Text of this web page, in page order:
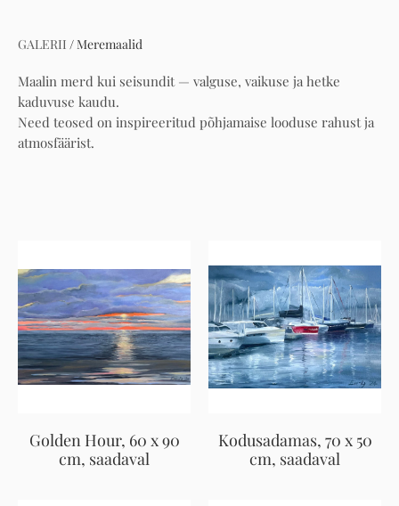
GALERII /Meremaalid
Maalin merd kui seisundit — valguse, vaikuse ja hetke
kaduvuse kaudu.
Need teosed on inspireeritud põhjamaise looduse rahust ja
atmosfäärist.
Golden Hour, 60 x 90
cm, saadaval
Kodusadamas, 70 x 50
cm, saadaval